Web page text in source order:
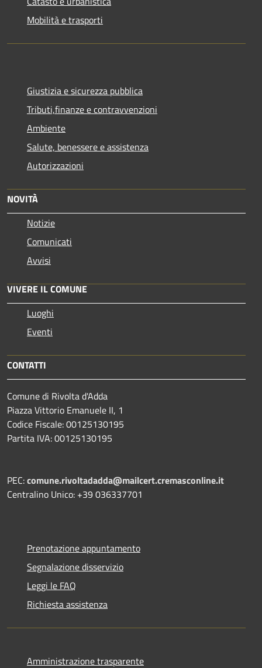
Mobilità e trasporti
Giustizia e sicurezza pubblica
Tributi,finanze e contravvenzioni
Ambiente
Salute, benessere e assistenza
Autorizzazioni
NOVITÀ
Notizie
Comunicati
Avvisi
VIVERE IL COMUNE
Luoghi
Eventi
CONTATTI
Comune di Rivolta d'Adda
Piazza Vittorio Emanuele II, 1
Codice Fiscale: 00125130195
Partita IVA: 00125130195
PEC:comune.rivoltadadda@mailcert.cremasconline.it
Centralino Unico: +39 036337701
Prenotazione appuntamento
Segnalazione disservizio
Leggi le FAQ
Richiesta assistenza
Amministrazione trasparente